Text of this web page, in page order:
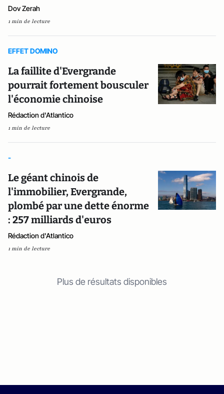
Dov Zerah
1 min de lecture
EFFET DOMINO
La faillite d'Evergrande
pourrait fortement bousculer
l'économie chinoise
Rédaction d'Atlantico
1 min de lecture
-
Le géant chinois de
l'immobilier, Evergrande,
plombé par une dette énorme
: 257 milliards d'euros
Rédaction d'Atlantico
1 min de lecture
Plus de résultats disponibles